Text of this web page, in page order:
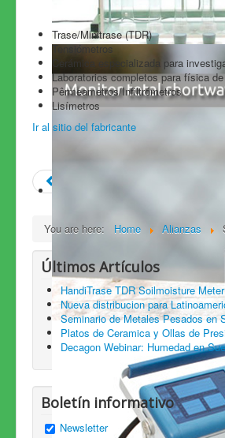
Trase/Minitrase (TDR)
Tensiómetros
Cerámica especializada para
Laboratorios completos para física
Pêrmeametros/Infiltrómetros
Lisímetros
Ir al sitio del fabricante
You are here: Home Alianzas
Últimos Artículos
HandiTrase TDR Soilmoisture Meter
Nueva distribucion para
Seminario de Metales Pesados en
Platos de Ceramica y Ollas de
Decagon Webinar: Humedad en
Boletín informativo
Newsletter